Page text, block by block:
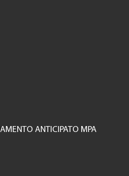
MODELLO DI PENSIONAMENTO ANTICIPATO MPA